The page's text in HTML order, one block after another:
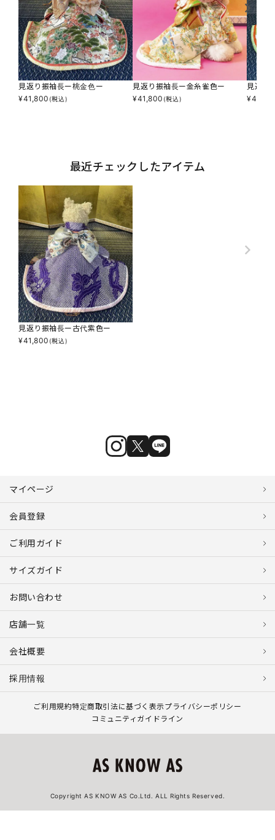
見返り振袖長ー桃金色ー
¥41,800 (税込)
見返り振袖長ー金糸雀色ー
¥41,800 (税込)
見返り
¥
最近チェックしたアイテム
見返り振袖長ー古代紫色ー
¥41,800 (税込)
マイページ
会員登録
ご利用ガイド
サイズガイド
お問い合わせ
店舗一覧
会社概要
採用情報
ご利用規約特定商取引法に基づく表示プライバシーポリシー
コミュニティガイドライン
Copyright AS KNOW AS Co.Ltd. ALL Rights Reserved.